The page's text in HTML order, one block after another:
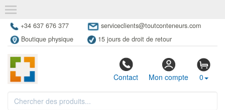
+34 637 676 377
serviceclients@toutconteneurs.com
Boutique physique
15 jours de droit de retour
Contact Mon compte 0